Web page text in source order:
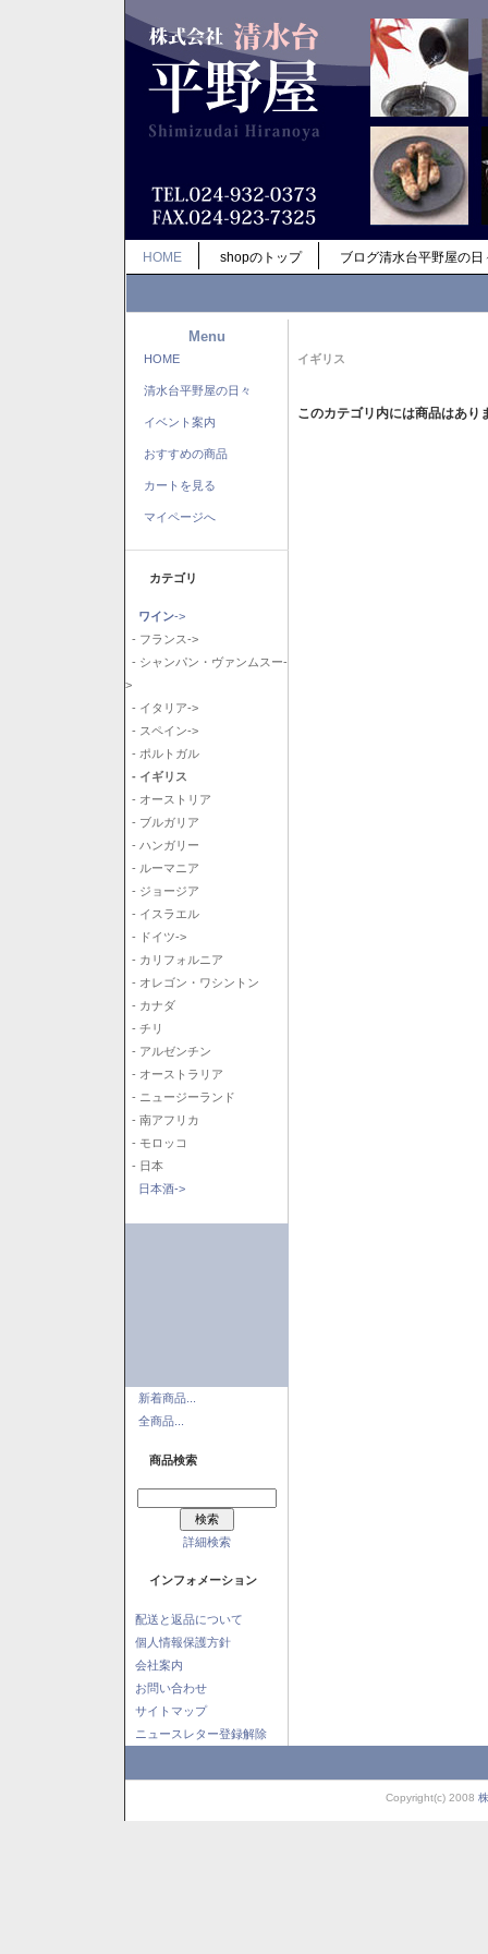
HOME shopのトップ ブログ清水台平野屋の日
Menu
HOME
清水台平野屋の日々
イベント案内
おすすめの商品
カートを見る
マイページへ
カテゴリ
ワイン->
- フランス->
- シャンパン・ヴァンムスー-
>
- イタリア->
- スペイン->
- ポルトガル
- イギリス
- オーストリア
- ブルガリア
- ハンガリー
- ルーマニア
- ジョージア
- イスラエル
- ドイツ->
- カリフォルニア
- オレゴン・ワシントン
- カナダ
- チリ
- アルゼンチン
- オーストラリア
- ニュージーランド
- 南アフリカ
- モロッコ
- 日本
日本酒->
新着商品...
全商品...
商品検索
詳細検索
インフォメーション
配送と返品について
個人情報保護方針
会社案内
お問い合わせ
サイトマップ
ニュースレター登録解除
イギリス
このカテゴリ内には商品はあり
Copyright(c) 2008